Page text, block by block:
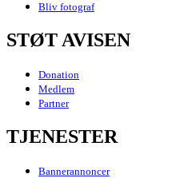
Bliv fotograf
STØT AVISEN
Donation
Medlem
Partner
TJENESTER
Bannerannoncer